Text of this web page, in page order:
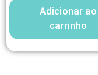
Adicionar ao
carrinho